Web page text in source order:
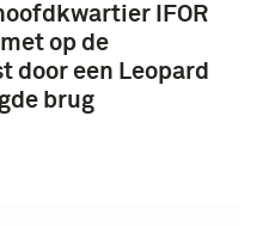
IFOR
op de
door een Leopard
brug